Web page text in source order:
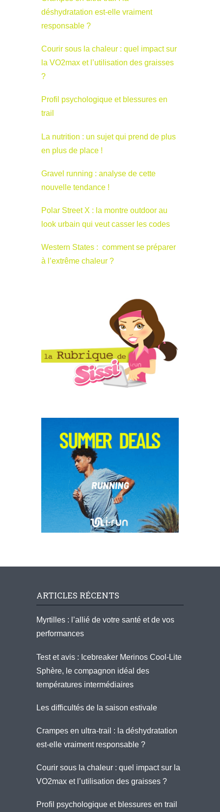
déshydratation est-elle vraiment
responsable ?
Courir sous la chaleur : quel impact sur
la VO2max et l’utilisation des graisses
?
Profil psychologique et blessures en
trail
La nutrition : un sujet qui prend de plus
en plus de place !
Gravel running : analyse de cette
nouvelle tendance !
Polar Street X : la montre outdoor au
look urbain qui veut casser les codes
Western States : comment se préparer
à l’extrême chaleur ?
ARTICLES RÉCENTS
Myrtilles : l’allié de votre santé et de vos
performances
Test et avis : Icebreaker Merinos Cool-Lite
Sphère, le compagnon idéal des
températures intermédiaires
Les difficultés de la saison estivale
Crampes en ultra-trail : la déshydratation
est-elle vraiment responsable ?
Courir sous la chaleur : quel impact sur la
VO2max et l’utilisation des graisses ?
Profil psychologique et blessures en trail